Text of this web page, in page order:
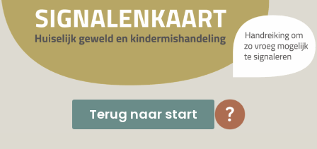
Terug naar start